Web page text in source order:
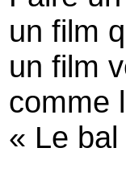
un film
un film
comme
« Le